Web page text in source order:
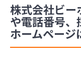
株式会社ビー
や電話番号、
ホームペー